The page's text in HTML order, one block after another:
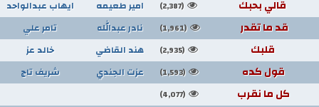
قالي بحبك (2,387) امير طعيمه ايهاب عبدالواحد
قد ما تقدر (1,961) نادر عبدالله تامر علي
قلبك (2,935) هند القاضي خالد عز
قول كده (1,593) عزت الجندي شريف تاج
كل ما نقرب (4,077)